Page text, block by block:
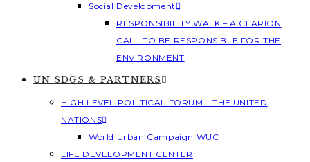
Social Development
RESPONSIBILITY WALK – A CLARION
CALL TO BE RESPONSIBLE FOR THE
ENVIRONMENT
UN SDGS & PARTNERS
HIGH LEVEL POLITICAL FORUM – THE UNITED
NATIONS
World Urban Campaign WUC
LIFE DEVELOPMENT CENTER